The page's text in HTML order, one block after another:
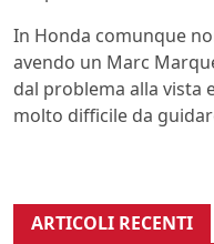
In Honda comunque
avendo un Marc
dal problema alla vista
molto difficile da
ARTICOLI RECENTI